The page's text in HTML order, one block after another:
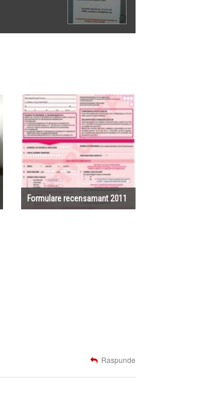
Formulare recensamant 2011
Raspunde